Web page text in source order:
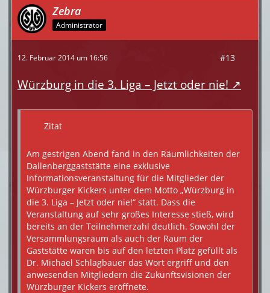
Zebra
Administrator
12. Februar 2014 um 16:56 #13
Würzburg in die 3. Liga – Jetzt oder nie!
Zitat
Am gestrigen Abend fand in den Räumlichkeiten der
Dallenberggaststätte eine exklusive
Informationsveranstaltung für die Mitglieder der
Würzburger Kickers unter dem Motto „Würzburg in
die 3. Liga – Jetzt oder nie!“ statt. Dass die
Veranstaltung auf sehr großes Interesse stieß, wird
bereits an der Teilnehmerzahl deutlich. Sowohl der
Versammlungsraum als auch der Raum der
Gaststätte waren bis auf den letzten Platz gefüllt als
Dr. Michael Schlagbauer das Wort ergriff und den
anwesenden Mitgliedern die Zukunftsvisionen der
Würzburger Kickers eröffnete.